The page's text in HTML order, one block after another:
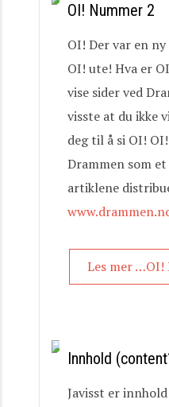
OI! Nummer 2
OI! Der var en
OI! ute! Hva er
vise sider ved
visste at du ikke
deg til å si OI!
Drammen som
artiklene
Les mer …OI!
Innhold
Javisst er